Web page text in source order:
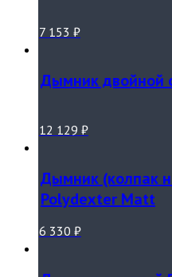
7 153 ₽
Дымник двойной
12 129 ₽
Дымник (колпак
Polydexter Matt
6 330 ₽